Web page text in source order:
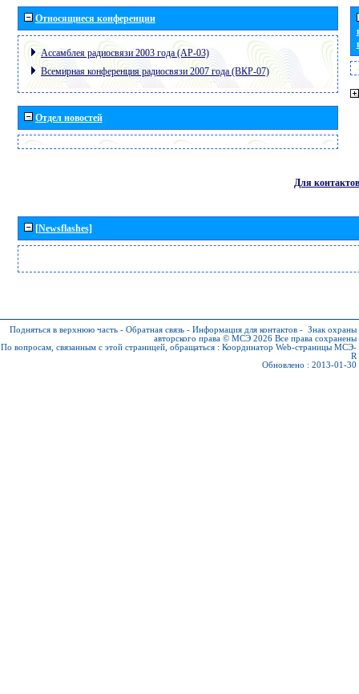
Относящиеся конференции
Ассамблея радиосвязи 2003 года (АР-03)
Всемирная конференция радиосвязи 2007 года (ВКР-07)
Отдел новостей
Для контактов
[Newsflashes]
Подняться в верхнюю часть - Обратная связь - Информация для контактов - Знак охраны
авторского права © МСЭ 2026 Все права сохранены
По вопросам, связанным с этой страницей, обращаться : Координатор Web-страницы МСЭ-
R
Обновлено : 2013-01-30